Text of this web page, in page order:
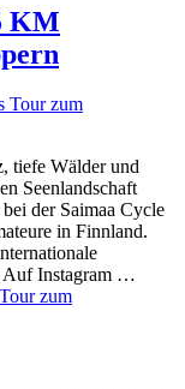
KM
tiefe Wälder und
Seenlandschaft
der Saimaa Cycle
in Finnland.
Auf Instagram …
zum